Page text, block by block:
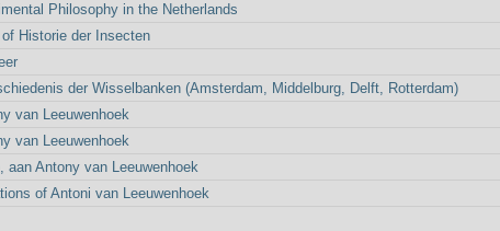
Philosophy in the Netherlands
Historie der Insecten
der Wisselbanken (Amsterdam, Middelburg, Delft, Rotterdam)
van Leeuwenhoek
van Leeuwenhoek
aan Antony van Leeuwenhoek
of Antoni van Leeuwenhoek